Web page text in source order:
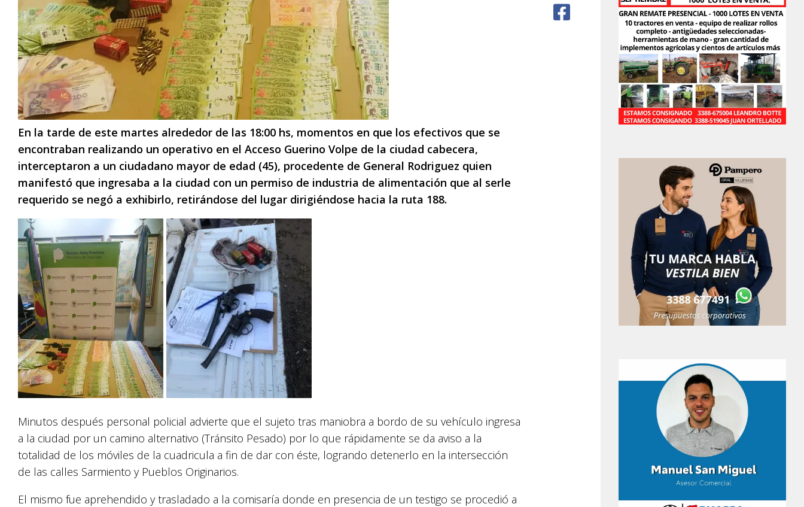
En la tarde de este martes alrededor de las 18:00 hs, momentos en que los efectivos que se
encontraban realizando un operativo en el Acceso Guerino Volpe de la ciudad cabecera,
interceptaron a un ciudadano mayor de edad (45), procedente de General Rodriguez quien
manifestó que ingresaba a la ciudad con un permiso de industria de alimentación que al serle
requerido se negó a exhibirlo, retirándose del lugar dirigiéndose hacia la ruta 188.
Minutos después personal policial advierte que el sujeto tras maniobra a bordo de su vehículo ingresa
a la ciudad por un camino alternativo (Tránsito Pesado) por lo que rápidamente se da aviso a la
totalidad de los móviles de la cuadricula a fin de dar con éste, logrando detenerlo en la intersección
de las calles Sarmiento y Pueblos Originarios.
El mismo fue aprehendido y trasladado a la comisaría donde en presencia de un testigo se procedió a